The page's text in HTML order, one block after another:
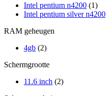
Intel pentium n4200 (1)
Intel pentium silver n4200
RAM geheugen
4gb (2)
Schermgrootte
11.6 inch (2)